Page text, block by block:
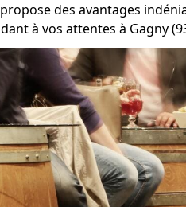
des avantages
à vos attentes à Gagny